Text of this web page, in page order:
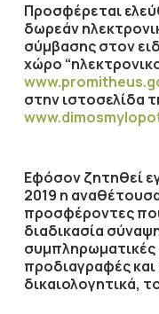
Προσφέρεται
δωρεάν
σύμβασης στον
χώρο
στην ιστοσελίδα
Εφόσον ζητηθεί
2019 η
προσφέροντες
διαδικασία
συμπληρωματικές
προδιαγραφές
δικαιολογητικά,